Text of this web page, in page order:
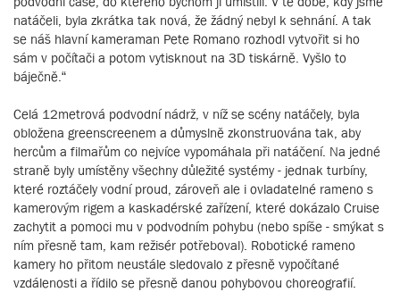
natáčeli, byla zkrátka tak nová, že žádný nebyl k sehnání. A tak
se náš hlavní kameraman Pete Romano rozhodl vytvořit si ho
sám v počítači a potom vytisknout na 3D tiskárně. Vyšlo to
báječně.“
Celá 12metrová podvodní nádrž, v níž se scény natáčely, byla
obložena greenscreenem a důmyslně zkonstruována tak, aby
hercům a filmařům co nejvíce vypomáhala při natáčení. Na jedné
straně byly umístěny všechny důležité systémy - jednak turbíny,
které roztáčely vodní proud, zároveň ale i ovladatelné rameno s
kamerovým rigem a kaskadérské zařízení, které dokázalo Cruise
zachytit a pomoci mu v podvodním pohybu (nebo spíše - smýkat s
ním přesně tam, kam režisér potřeboval). Robotické rameno
kamery ho přitom neustále sledovalo z přesně vypočítané
vzdálenosti a řídilo se přesně danou pohybovou choreografií.